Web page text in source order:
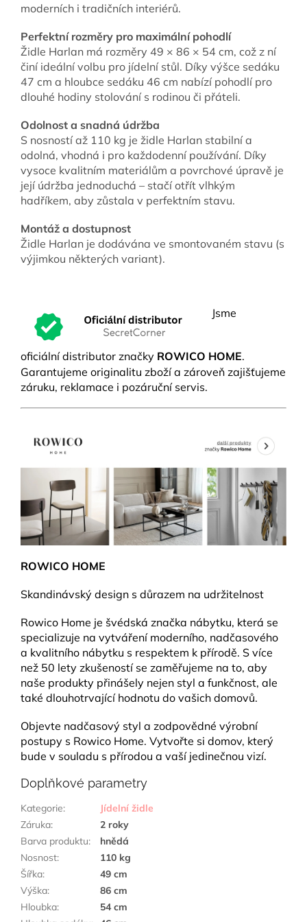
moderních i tradičních interiérů.
Perfektní rozměry pro maximální pohodlí
Židle Harlan má rozměry 49 × 86 × 54 cm, což z ní
činí ideální volbu pro jídelní stůl. Díky výšce sedáku
47 cm a hloubce sedáku 46 cm nabízí pohodlí pro
dlouhé hodiny stolování s rodinou či přáteli.
Odolnost a snadná údržba
S nosností až 110 kg je židle Harlan stabilní a
odolná, vhodná i pro každodenní používání. Díky
vysoce kvalitním materiálům a povrchové úpravě je
její údržba jednoduchá – stačí otřít vlhkým
hadříkem, aby zůstala v perfektním stavu.
Montáž a dostupnost
Židle Harlan je dodávána ve smontovaném stavu (s
výjimkou některých variant).
Jsme
oficiální distributor značky ROWICO HOME.
Garantujeme originalitu zboží a zároveň zajišťujeme
záruku, reklamace i pozáruční servis.
ROWICO HOME
Skandinávský design s důrazem na udržitelnost
Rowico Home je švédská značka nábytku, která se
specializuje na vytváření moderního, nadčasového
a kvalitního nábytku s respektem k přírodě. S více
než 50 lety zkušeností se zaměřujeme na to, aby
naše produkty přinášely nejen styl a funkčnost, ale
také dlouhotrvající hodnotu do vašich domovů.
Objevte nadčasový styl a zodpovědné výrobní
postupy s Rowico Home. Vytvořte si domov, který
bude v souladu s přírodou a vaší jedinečnou vizí.
Doplňkové parametry
Kategorie:
Jídelní židle
Záruka:
2 roky
Barva produktu:
hnědá
Nosnost:
110 kg
Šířka:
49 cm
Výška:
86 cm
Hloubka:
54 cm